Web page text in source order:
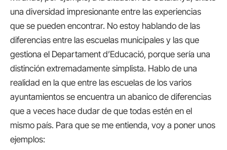
una diversidad impresionante entre las experiencias
que se pueden encontrar. No estoy hablando de las
diferencias entre las escuelas municipales y las que
gestiona el Departament d’Educació, porque sería una
distinción extremadamente simplista. Hablo de una
realidad en la que entre las escuelas de los varios
ayuntamientos se encuentra un abanico de diferencias
que a veces hace dudar de que todas estén en el
mismo país. Para que se me entienda, voy a poner unos
ejemplos: